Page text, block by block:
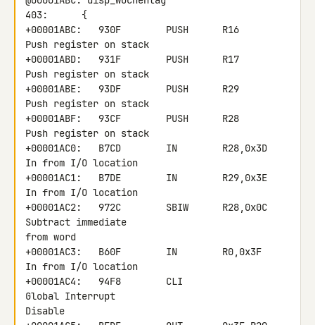
403:      {
+00001ABC:   930F        PUSH      R16
Push register on stack
+00001ABD:   931F        PUSH      R17
Push register on stack
+00001ABE:   93DF        PUSH      R29
Push register on stack
+00001ABF:   93CF        PUSH      R28
Push register on stack
+00001AC0:   B7CD        IN        R28,0x3D
In from I/O location
+00001AC1:   B7DE        IN        R29,0x3E
In from I/O location
+00001AC2:   972C        SBIW      R28,0x0C
Subtract immediate
from word
+00001AC3:   B60F        IN        R0,0x3F
In from I/O location
+00001AC4:   94F8        CLI
Global Interrupt
Disable